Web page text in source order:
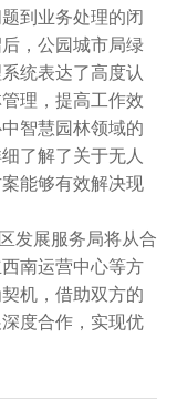
到业务处理的闭
，公园城市局绿
统表达了高度认
理，提高工作效
智慧园林领域的
了解了关于无人
能够有效解决现
发展服务局将从合
南运营中心等方
机，借助双方的
度合作，实现优